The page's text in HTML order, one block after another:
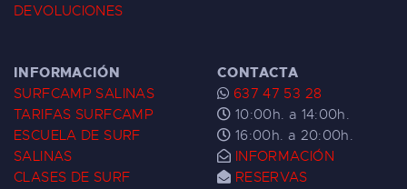
DEVOLUCIONES
INFORMACIÓN
SURFCAMP SALINAS
TARIFAS SURFCAMP
ESCUELA DE SURF
SALINAS
CLASES DE SURF
CONTACTA
637 47 53 28
10:00h. a 14:00h.
16:00h. a 20:00h.
INFORMACIÓN
RESERVAS